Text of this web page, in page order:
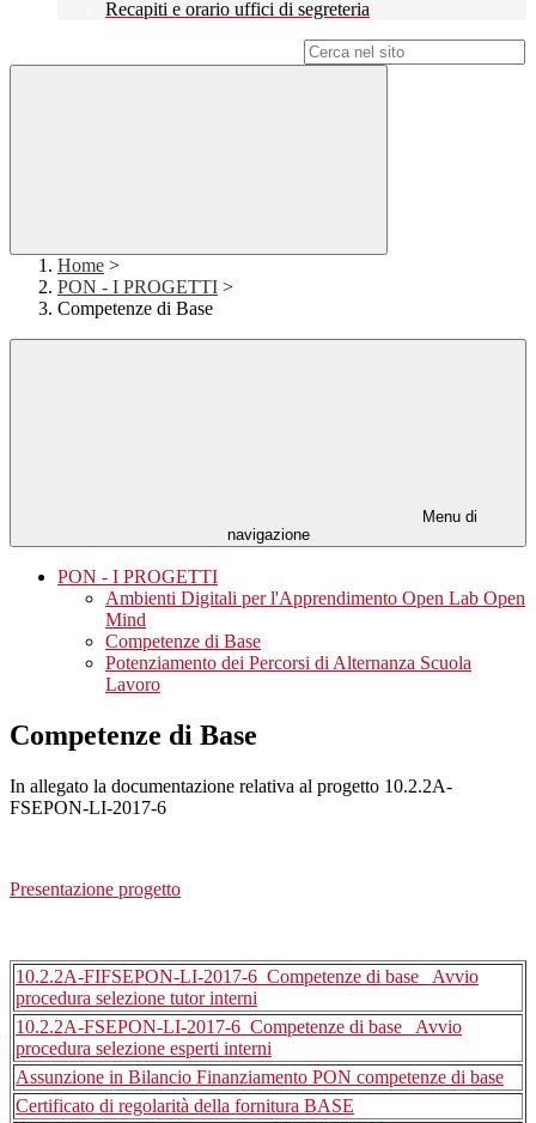
Recapiti e orario uffici di segreteria
Home >
PON - I PROGETTI >
Competenze di Base
Menu di
navigazione
PON - I PROGETTI
Ambienti Digitali per l'Apprendimento Open Lab Open
Mind
Competenze di Base
Potenziamento dei Percorsi di Alternanza Scuola
Lavoro
Competenze di Base
In allegato la documentazione relativa al progetto 10.2.2A-
FSEPON-LI-2017-6
Presentazione progetto
10.2.2A-FIFSEPON-LI-2017-6_Competenze di base_ Avvio
procedura selezione tutor interni
10.2.2A-FSEPON-LI-2017-6_Competenze di base_ Avvio
procedura selezione esperti interni
Assunzione in Bilancio Finanziamento PON competenze di base
Certificato di regolarità della fornitura BASE